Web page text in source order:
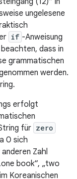
ungelesene
if -Anweisung
dass in
grammatischen
werden.
erfolgt
für zero
0 sich
Zahl
book“, „two
Koreanischen